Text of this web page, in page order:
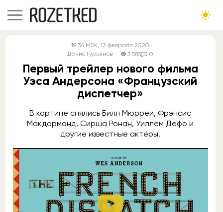
19:34 MSK, 12 февраля 2020
Денис Гурьянов
3 583 0
Первый трейлер нового фильма
Уэса Андерсона «Французский
диспетчер»
В картине снялись Билл Мюррей, Фрэнсис
Макдорманд, Сирша Ронан, Уиллем Дефо и
другие известные актёры.